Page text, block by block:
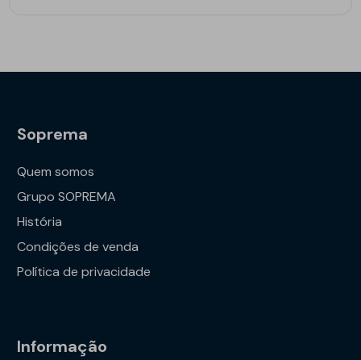
Soprema
Quem somos
Grupo SOPREMA
História
Condições de venda
Política de privacidade
Informação